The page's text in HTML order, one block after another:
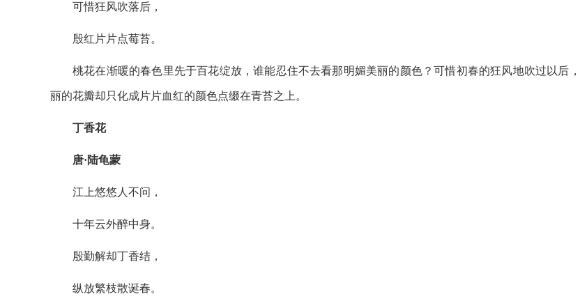
可惜狂风吹落后，
殷红片片点莓苔。
桃花在渐暖的春色里先于百花绽放，谁能忍住不去看那明媚美丽的颜色？可惜初春的狂风地吹过以后
丽的花瓣却只化成片片血红的颜色点缀在青苔之上。
丁香花
唐·陆龟蒙
江上悠悠人不问，
十年云外醉中身。
殷勤解却丁香结，
纵放繁枝散诞春。